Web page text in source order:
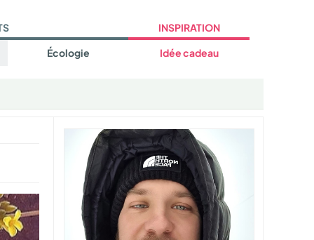
Écologie
INSPIRATION
Idée cadeau